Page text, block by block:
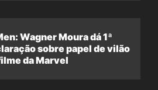
Wagner Moura dá 1ª
sobre papel de vilão
da Marvel